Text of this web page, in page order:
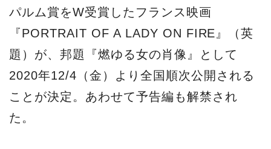
パルム賞をW受賞したフランス映画
『PORTRAIT OF A LADY ON FIRE』（英
題）が、邦題『燃ゆる女の肖像』として
2020年12/4（金）より全国順次公開される
ことが決定。あわせて予告編も解禁され
た。